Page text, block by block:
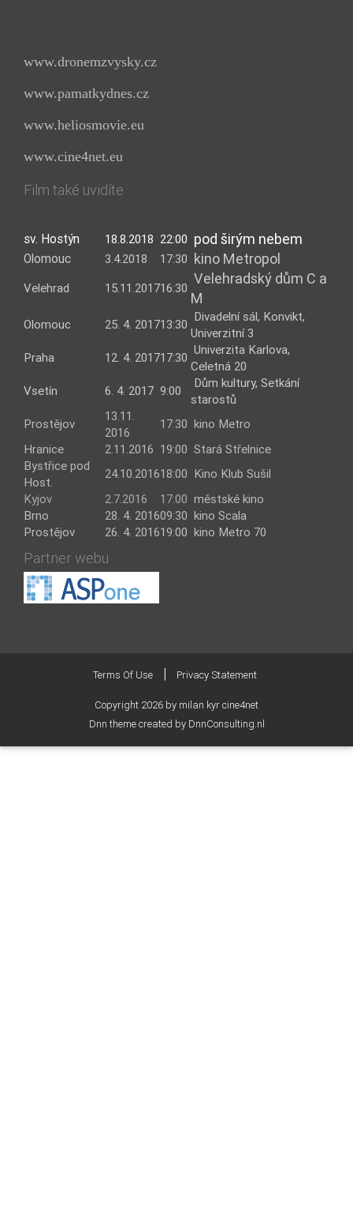
www.dronemzvysky.cz
www.pamatkydnes.cz
www.heliosmovie.eu
www.cine4net.eu
Film také uvidíte
sv. Hostýn 18.8.2018 22:00 pod širým nebem
Olomouc 3.4.2018 17:30 kino Metropol
Velehrad 15.11.201716:30
Velehradský dům C a
M
Olomouc 25. 4. 201713:30
Divadelní sál, Konvikt,
Univerzitní 3
Praha
12. 4. 201717:30
Univerzita Karlova,
Celetná 20
Vsetín
6. 4. 2017 9:00
Dům kultury, Setkání
starostů
Prostějov
13.11.
2016
17:30 kino Metro
Hranice
2.11.2016 19:00 Stará Střelnice
Bystřice pod
Host.
24.10.201618:00 Kino Klub Sušil
Kyjov
2.7.2016 17:00 městské kino
Brno
28. 4. 201609:30 kino Scala
Prostějov
26. 4. 201619:00 kino Metro 70
Partner webu
Terms Of Use | Privacy Statement
Copyright 2026 by milan kyr cine4net
Dnn theme created by DnnConsulting.nl